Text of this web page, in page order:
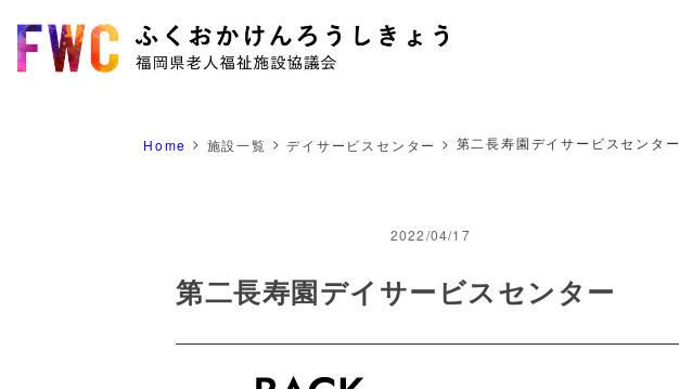
Home > 施設一覧 >デイサービスセンター > 第二長寿園デイサービスセンター
2022/04/17
第二長寿園デイサービスセンター